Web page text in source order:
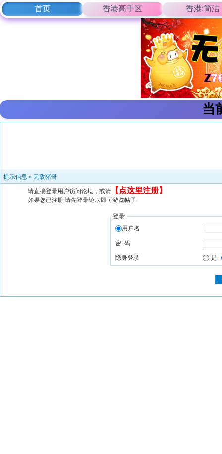
首页 香港高手区 香港:简洁
当
提示信息 » 无敌猪哥
请直接登录用户访问论坛，或请 【 点这里注册】
如果您已注册,请先登录论坛即可游览帖子
登录
用户名
密 码
隐身登录 是